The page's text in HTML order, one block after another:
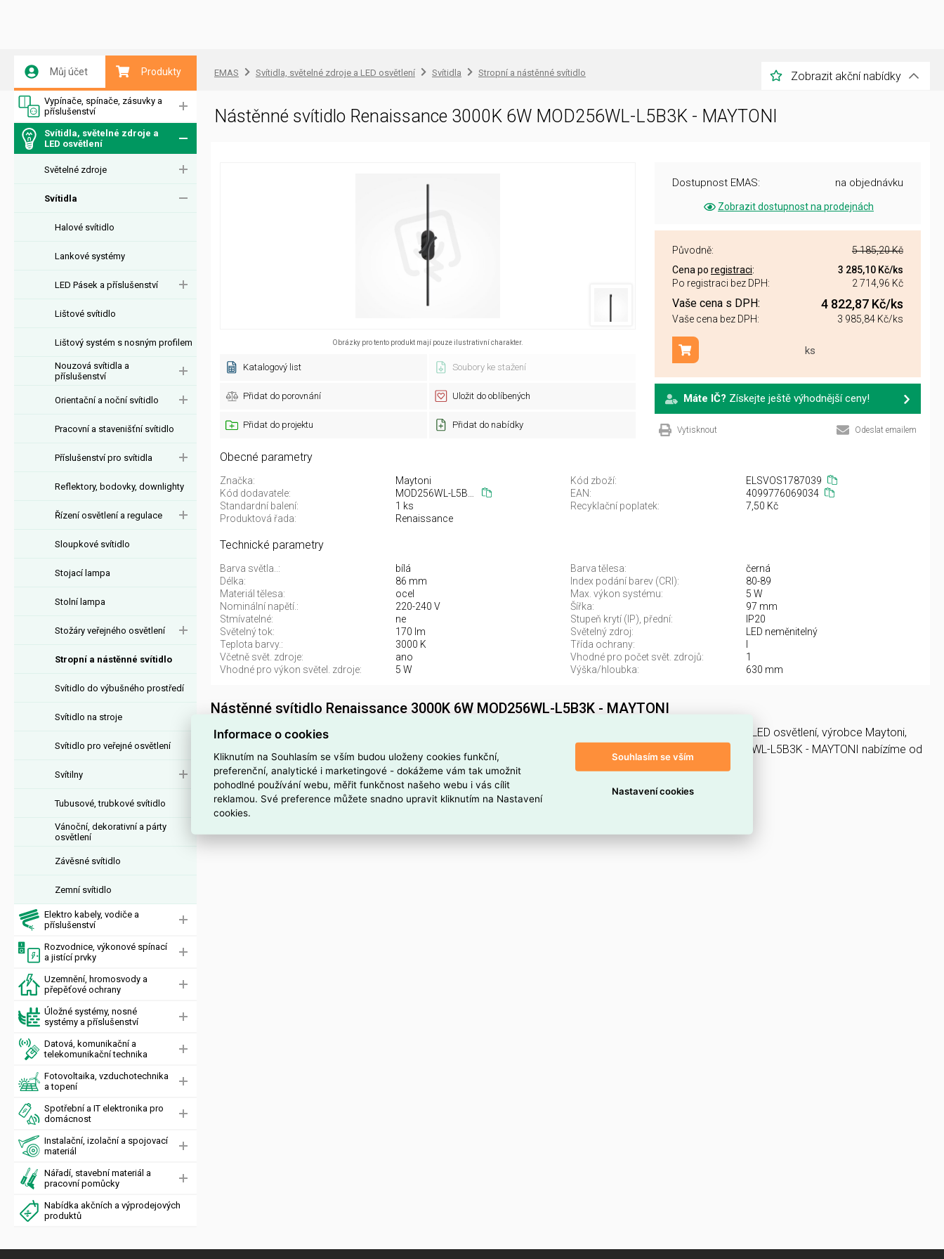
Můj účet Produkty
Vypínače, spínače, zásuvky a
příslušenství
Svítidla, světelné zdroje a
LED osvětlení
Světelné zdroje
Svítidla
Halové svítidlo
Lankové systémy
LED Pásek a příslušenství
Lištové svítidlo
Lištový systém s nosným profilem
Nouzová svítidla a
příslušenství
Orientační a noční svítidlo
Pracovní a stavenišťní svítidlo
Příslušenství pro svítidla
Reflektory, bodovky, downlighty
Řízení osvětlení a regulace
Sloupkové svítidlo
Stojací lampa
Stolní lampa
Stožáry veřejného osvětlení
Stropní a nástěnné svítidlo
Svítidlo do výbušného prostředí
Svítidlo na stroje
Svítidlo pro veřejné osvětlení
Svítilny
Tubusové, trubkové svítidlo
Vánoční, dekorativní a párty
osvětlení
Závěsné svítidlo
Zemní svítidlo
Elektro kabely, vodiče a
příslušenství
Rozvodnice, výkonové spínací
a jistící prvky
Uzemnění, hromosvody a
přepěťové ochrany
Úložné systémy, nosné
systémy a příslušenství
Datová, komunikační a
telekomunikační technika
Fotovoltaika, vzduchotechnika
a topení
Spotřební a IT elektronika pro
domácnost
Instalační, izolační a spojovací
materiál
Nářadí, stavební materiál a
pracovní pomůcky
Nabídka akčních a výprodejových
produktů
EMAS Svítidla, světelné zdroje a LED osvětlení Svítidla Stropní a nástěnné svítidlo Zobrazit akční nabídky
Nástěnné svítidlo Renaissance 3000K 6W MOD256WL-L5B3K - MAYTONI
Obrázky pro tento produkt mají pouze ilustrativní charakter.
Katalogový list Soubory ke stažení
Přidat do porovnání Uložit do oblíbených
Přidat do projektu Přidat do nabídky
Dostupnost EMAS: na objednávku
Zobrazit dostupnost na prodejnách
Původně:
5 185,20 Kč
Cena po registraci: 3 285,10 Kč/ks
Po registraci bez DPH:
2 714,96 Kč
Vaše cena s DPH: 4 822,87 Kč/ks
Vaše cena bez DPH: 3 985,84 Kč/ks
ks
Přidat do košíku
Máte IČ? Získejte ještě výhodnější ceny!
Vytisknout Odeslat emailem
Obecné parametry
Značka: Maytoni Kód zboží:
ELSVOS1787039
Kód dodavatele:
EAN:
4099776069034
Standardní balení:
1 ks Recyklační poplatek:
7,50 Kč
Produktová řada:
Renaissance
Technické parametry
Barva světla..: bílá Barva tělesa:
černá
Délka:
86 mm Index podání barev (CRI):
80-89
Materiál tělesa:
ocel Max. výkon systému:
5 W
Nominální napětí.:
220-240 V Šířka:
97 mm
Stmívatelné:
ne Stupeň krytí (IP), přední:
IP20
Světelný tok:
170 lm Světelný zdroj:
LED neměnitelný
Teplota barvy.:
3000 K Třída ochrany:
Včetně svět. zdroje:
ano Vhodné pro počet svět. zdrojů:
1
Vhodné pro výkon světel. zdroje:
5 W Výška/hloubka: 630 mm
Nástěnné svítidlo Renaissance 3000K 6W MOD256WL-L5B3K - MAYTONI
Svítidlo MOD256WL-L5B3K najdete v kategoriích Svítidla, Stropní a nástěnné svítidlo, Svítidla, světelné zdroje a LED osvětlení, výrobce Maytoni,
EAN 4099776069034, kód dodavatele MOD256WL-L5B3K. Nástěnné svítidlo Renaissance 3000K 6W MOD256WL-L5B3K - MAYTONI nabízíme od
1 ks. Kód EMAS Svítidlo MOD256WL-L5B3K je ELSVOS1787039.
Interní název produktu
Svítidlo MOD256WL-L5B3K
Informace o cookies
Kliknutím na Souhlasím se vším budou uloženy cookies funkční,
preferenční, analytické i marketingové - dokážeme vám tak umožnit
pohodlné používání webu, měřit funkčnost našeho webu i vás cílit
reklamou. Své preference můžete snadno upravit kliknutím na Nastavení
cookies.
Souhlasím se vším
Nastavení cookies